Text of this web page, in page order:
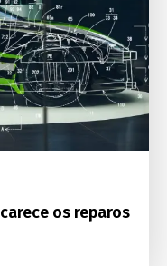
os reparos